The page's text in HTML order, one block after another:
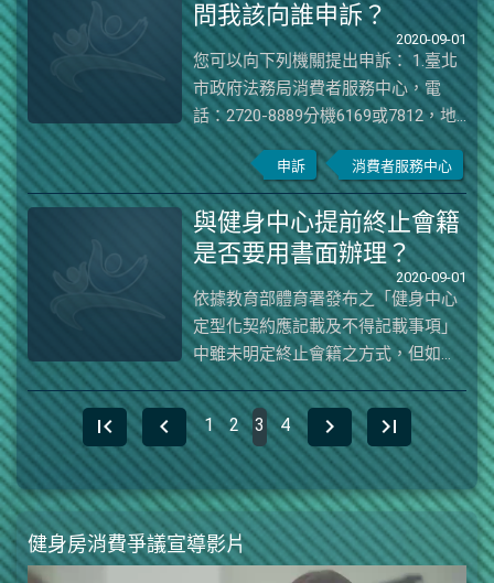
習服務契約書應記載及不得記載事
項」亦有招收會員之制度，本署業已
參照上開履約保障機制，將金融機構
提供履約保證之規定納入「健身中心
定型化契約應記載及不得記載事項」
（修正草案）。於本事項未完成修正
公告施行前，經金融機構就收取費用
總金額50％額度提供履約保證，為經
本署許可之履約保證事項。
登記證字號。 （三）簽約地點。
二、（會員人數揭露） 業者應於營
業場所以明顯可見之形式揭露下列資
訊： （一）本場所預計招收會員
數： 人。 （二）本場所現有會
員數： 人（以上一個月最後一日
止之有效契約數為計算基準）。
（三）本場所實際可供消費者使用之
總面積： 平方公尺。 （四）本
場所最大容留人數： 人。 三、
（契約起訖時間、種類及額度） 契
約中應載明契約起訖時間（期間不得
逾十年）及消費者會員種類及其權利
義務。 契約起訖時間一個月以上
者，應載明同等級服務契約之單月會
籍費用額度，且明確告知消費者。
前項單月會籍費用額度，不得逾該消
費者所訂會員契約月平均價格二倍。
四、（消費者應繳納費用種類、金額
及其付款方式） 消費者應繳納費用
新臺幣 元，明細如下： □入會費
問我該向誰申訴？
2020-09-01
您可以向下列機關提出申訴： 1.臺北
市政府法務局消費者服務中心，電
話：2720-8889分機6169或7812，地
址：11008臺北市信義區市府路1號1
樓東區。 2.行政院消費者保護會(行政
院消費者保護會)，可於「首頁」
→「申訴調解」→「線上申訴」
→「線上申請」直接提出申請，填妥
相關基本資料及其事由等，承辦機關
會盡快協助處理。 3.消費者保護諮詢
專線：1950
申訴 消費者服務中心
與健身中心提前終止會籍
是否要用書面辦理？
2020-09-01
依據教育部體育署發布之「健身中心
定型化契約應記載及不得記載事項」
中雖未明定終止會籍之方式，但如果
會員協議書中已明白約定雙方應以書
面方式終止會籍時，應以書面方式辦
理。
first_page chevron_left 1 2 3 4 chevron_right last_page
健身房消費爭議宣導影片